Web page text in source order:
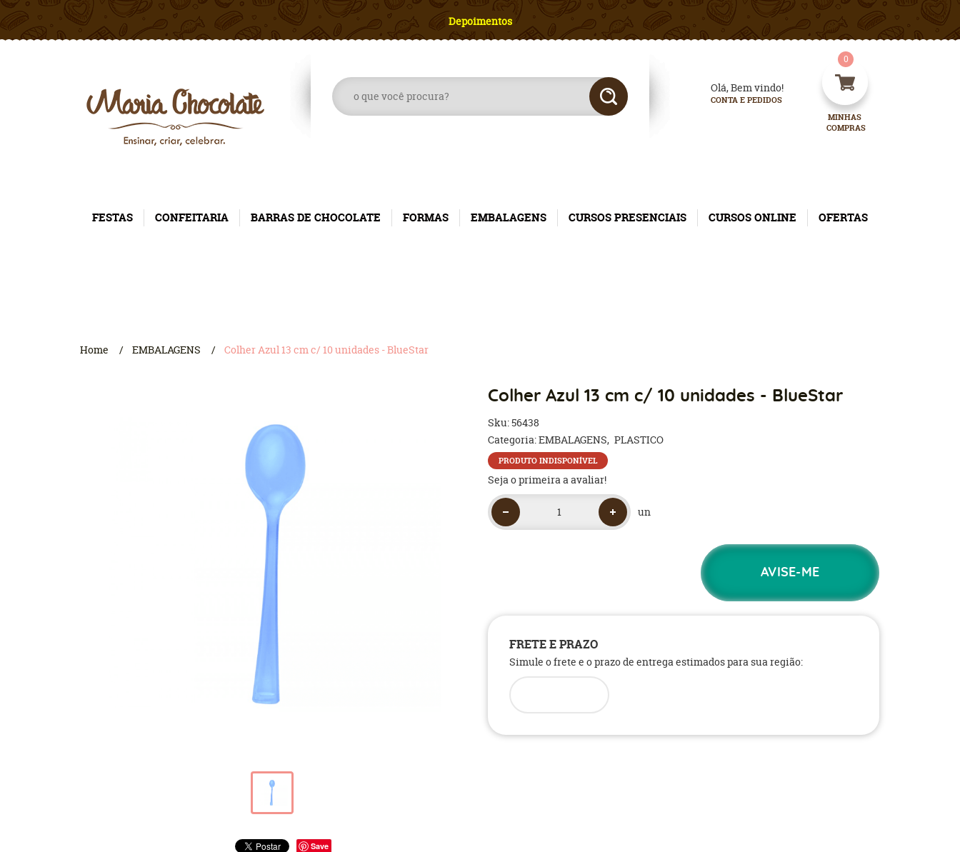
Depoimentos
Olá, Bem vindo!
CONTA E PEDIDOS
MINHAS
COMPRAS
0
FESTAS CONFEITARIA BARRAS DE CHOCOLATE FORMAS EMBALAGENS CURSOS PRESENCIAIS CURSOS ONLINE OFERTAS
Home EMBALAGENS Colher Azul 13 cm c/ 10 unidades - BlueStar
Save
Colher Azul 13 cm c/ 10 unidades - BlueStar
Sku:56438
Categoria:EMBALAGENS PLASTICO
PRODUTO INDISPONÍVEL
Seja o primeira a avaliar!
un
AVISE-ME
FRETE E PRAZO
Simule o frete e o prazo de entrega estimados para sua região: